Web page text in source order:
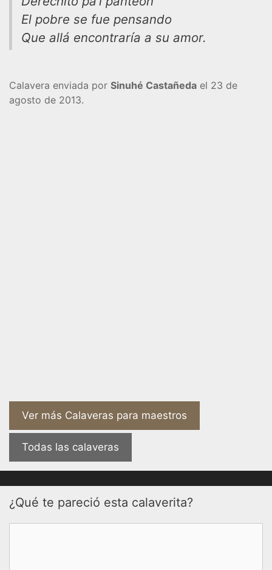
El pobre se fue pensando
Que allá encontraría a su amor.
Calavera enviada por Sinuhé Castañeda el 23 de
agosto de 2013.
Ver más Calaveras para maestros
Todas las calaveras
¿Qué te pareció esta calaverita?